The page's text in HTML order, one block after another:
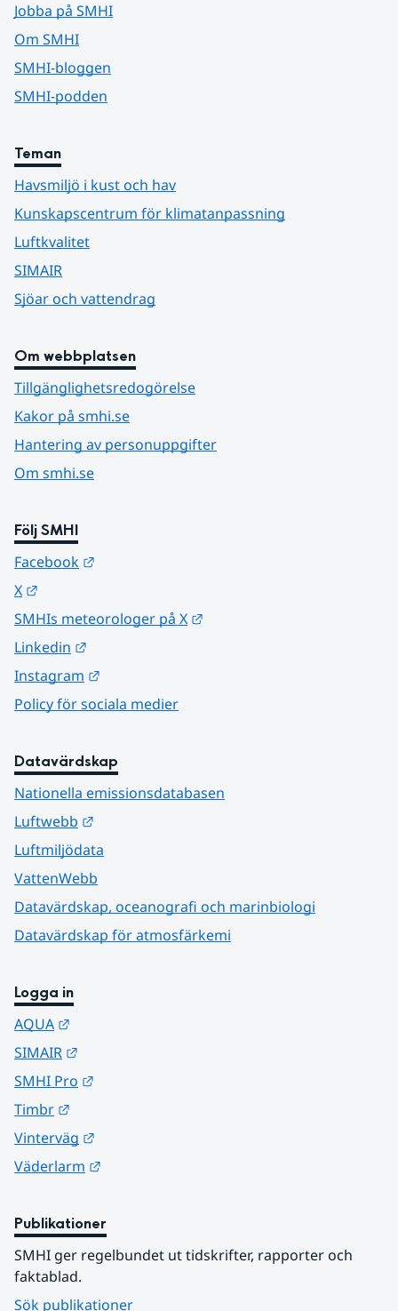
Jobba på SMHI
Om SMHI
SMHI-bloggen
SMHI-podden
Teman
Havsmiljö i kust och hav
Kunskapscentrum för klimatanpassning
Luftkvalitet
SIMAIR
Sjöar och vattendrag
Om webbplatsen
Tillgänglighetsredogörelse
Kakor på smhi.se
Hantering av personuppgifter
Om smhi.se
Följ SMHI
Facebook
X
SMHIs meteorologer på X
Linkedin
Instagram
Policy för sociala medier
Datavärdskap
Nationella emissionsdatabasen
Luftwebb
Luftmiljödata
VattenWebb
Datavärdskap, oceanografi och marinbiologi
Datavärdskap för atmosfärkemi
Logga in
AQUA
SIMAIR
SMHI Pro
Timbr
Vinterväg
Väderlarm
Publikationer
SMHI ger regelbundet ut tidskrifter, rapporter och
faktablad.
Sök publikationer